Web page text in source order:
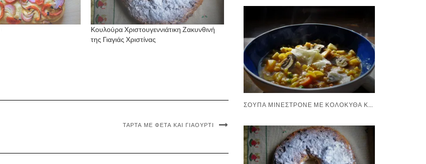
Κουλούρα Χριστουγεννιάτικη Ζακυνθινή
της Γιαγιάς Χριστίνας
ΤΆΡΤΑ ΜΕ ΦΈΤΑ ΚΑΙ ΓΙΑΟΎΡΤΙ
ΣΟΎΠΑ ΜΙΝΕΣΤΡΌΝΕ ΜΕ ΚΟΛΟΚΎΘΑ ΚΑΙ ΜΑΝΙΤΆΡΙΑ